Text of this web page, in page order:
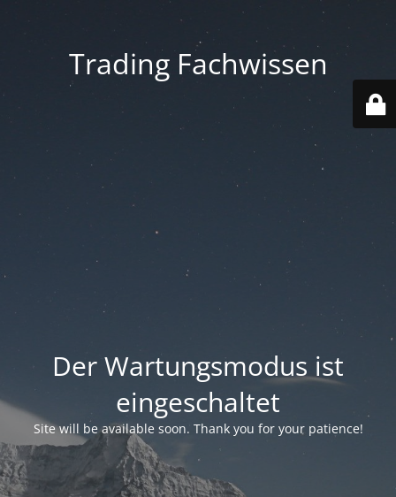
Trading Fachwissen
Der Wartungsmodus ist
eingeschaltet
Site will be available soon. Thank you for your patience!